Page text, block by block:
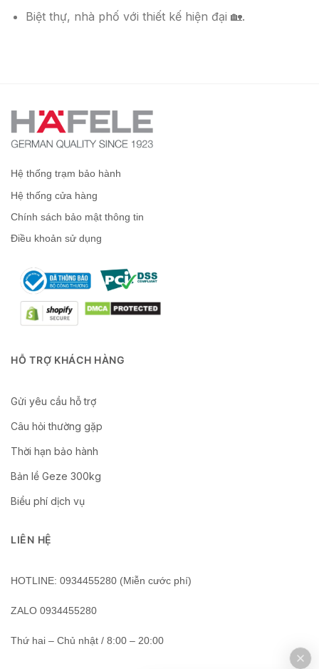
Biệt thự, nhà phố với thiết kế hiện đại 🏡.
Hệ thống trạm bảo hành
Hệ thống cửa hàng
Chính sách bảo mật thông tin
Điều khoản sử dụng
HỖ TRỢ KHÁCH HÀNG
Gửi yêu cầu hỗ trợ
Câu hỏi thường gặp
Thời hạn bảo hành
Bản lề Geze 300kg
Biểu phí dịch vụ
LIÊN HỆ
HOTLINE: 0934455280 (Miễn cước phí)
ZALO 0934455280
Thứ hai – Chủ nhật / 8:00 – 20:00